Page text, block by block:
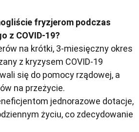
fryzjerom podczas
z COVID-19?
na krótki, 3-miesięczny okres
z kryzysem COVID-19
się do pomocy rządowej, a
na przeżycie.
jednorazowe dotacje,
życiu, co zdecydowanie